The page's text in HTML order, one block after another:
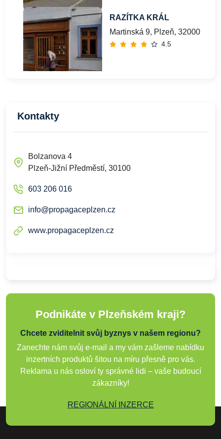
RAZÍTKA KRÁL
Martinská 9, Plzeň, 32000
4.5
Kontakty
Bolzanova 4
Plzeň-Jižní Předměstí, 30100
603 206 016
info@propagaceplzen.cz
www.propagaceplzen.cz
Podnikáte v Plzeňském kraji?
Chcete zviditelnit svůj byznys v našem regionu?
Zanechte nám svůj e-mail a my vám zašleme nabídku
inzertních produktů šitou na míru přesně pro vás.
Reklama u nás osloví ty správné lidi – vaše budoucí
zákazníky!
REGIONÁLNÍ INZERCE